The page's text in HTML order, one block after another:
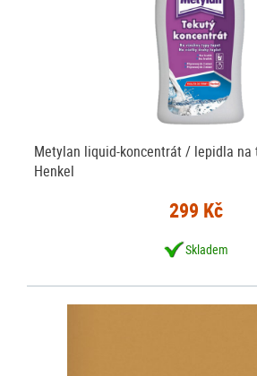
Metylan liquid-koncentrát / lepidla
Henkel
299 Kč
Skladem